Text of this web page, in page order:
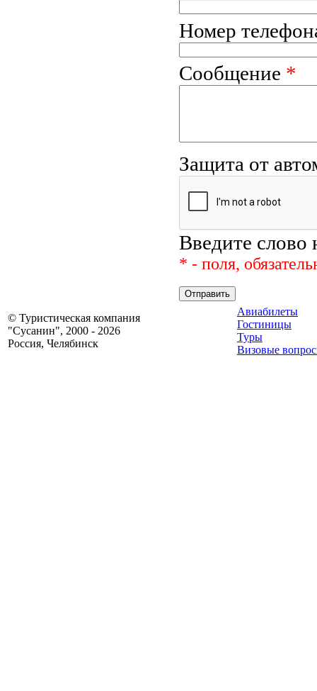
Номер
Сообщение *
Защита от
Введите слово
* - поля,
© Туристическая компания
"Сусанин", 2000 - 2026
Россия, Челябинск
Авиабилеты
Гостиницы
Туры
Визовые